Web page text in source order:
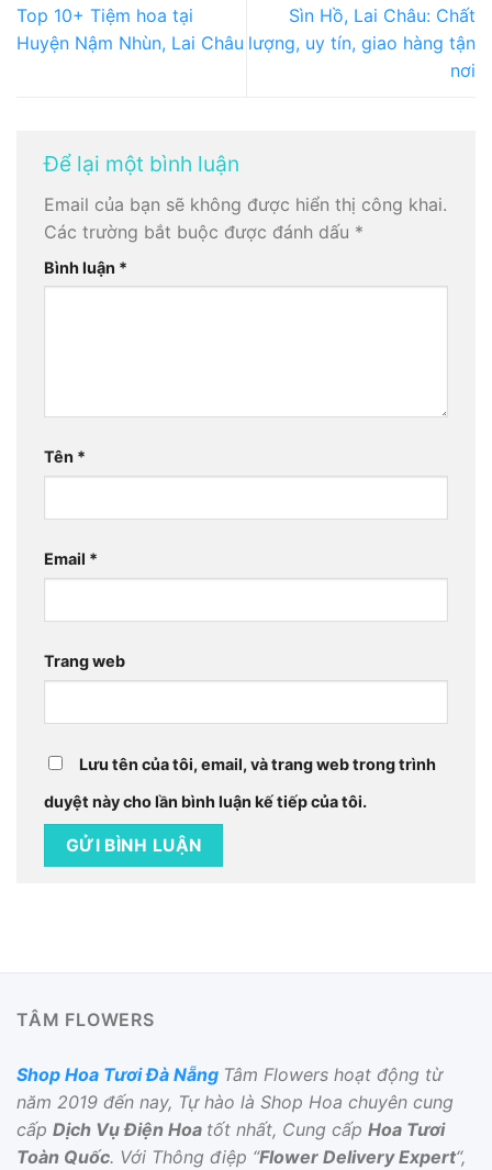
Top 10+ Tiệm hoa tại
Huyện Nậm Nhùn, Lai Châu
Sìn Hồ, Lai Châu: Chất
lượng, uy tín, giao hàng tận
nơi
Để lại một bình luận
Email của bạn sẽ không được hiển thị công khai.
Các trường bắt buộc được đánh dấu *
Bình luận *
Tên *
Email *
Trang web
Lưu tên của tôi, email, và trang web trong trình
duyệt này cho lần bình luận kế tiếp của tôi.
TÂM FLOWERS
Shop Hoa Tươi Đà Nẵng Tâm Flowers hoạt động từ
năm 2019 đến nay, Tự hào là Shop Hoa chuyên cung
cấp Dịch Vụ Điện Hoa tốt nhất, Cung cấp Hoa Tươi
Toàn Quốc. Với Thông điệp “Flower Delivery Expert“,